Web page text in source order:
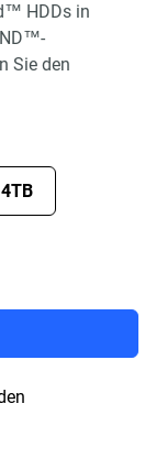
HDDs in
Sie den